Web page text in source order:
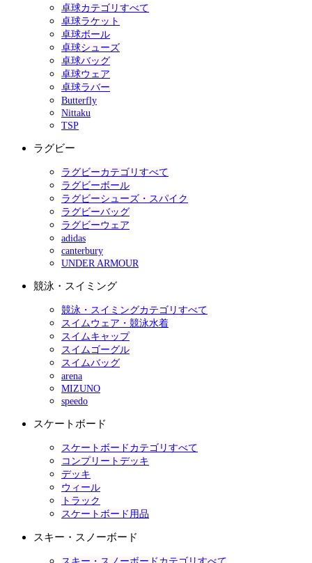
卓球カテゴリすべて
卓球ラケット
卓球ボール
卓球シューズ
卓球バッグ
卓球ウェア
卓球ラバー
Butterfly
Nittaku
TSP
ラグビー
ラグビーカテゴリすべて
ラグビーボール
ラグビーシューズ・スパイク
ラグビーバッグ
ラグビーウェア
adidas
canterbury
UNDER ARMOUR
競泳・スイミング
競泳・スイミングカテゴリすべて
スイムウェア・競泳水着
スイムキャップ
スイムゴーグル
スイムバッグ
arena
MIZUNO
speedo
スケートボード
スケートボードカテゴリすべて
コンプリートデッキ
デッキ
ウィール
トラック
スケートボード用品
スキー・スノーボード